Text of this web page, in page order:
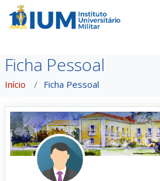
Ficha Pessoal
Início Ficha Pessoal